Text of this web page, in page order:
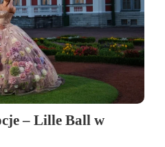
– Lille Ball w